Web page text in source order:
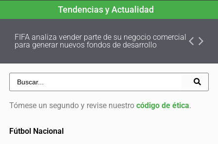
Tendencias y Actualidad
FIFA analiza vender parte de su negocio comercial
para generar nuevos fondos de desarrollo
Tómese un segundo y revise nuestro código de ética.
Fútbol Nacional